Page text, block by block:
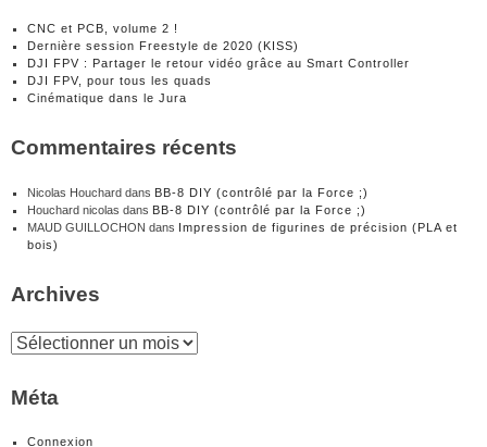
CNC et PCB, volume 2 !
Dernière session Freestyle de 2020 (KISS)
DJI FPV : Partager le retour vidéo grâce au Smart Controller
DJI FPV, pour tous les quads
Cinématique dans le Jura
Commentaires récents
Nicolas Houchard dans BB-8 DIY (contrôlé par la Force ;)
Houchard nicolas dans BB-8 DIY (contrôlé par la Force ;)
MAUD GUILLOCHON dans Impression de figurines de précision (PLA et
bois)
Archives
Archives
Méta
Connexion